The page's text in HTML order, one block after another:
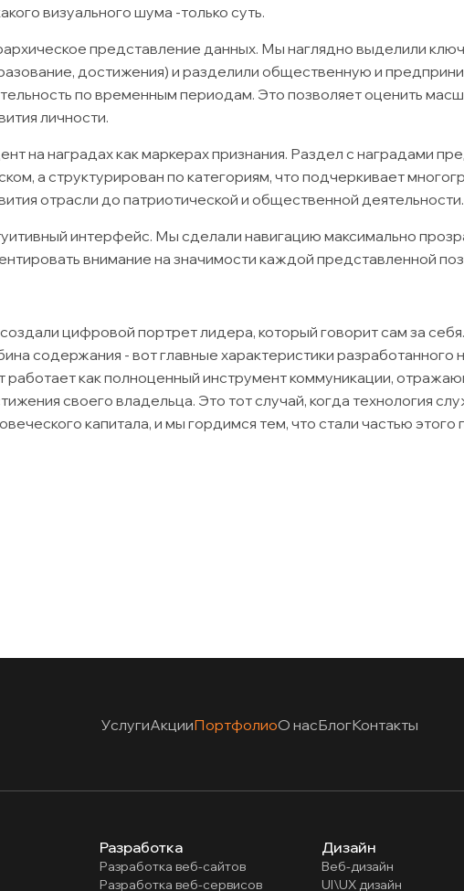
визуального шума -только суть.
представление данных. Мы наглядно выделили
достижения) и разделили общественную и
по временным периодам. Это позволяет оценить
личности.
на наградах как маркерах признания. Раздел с наградами
а структурирован по категориям, что подчеркивает
отрасли до патриотической и общественной деятельности.
интерфейс. Мы сделали навигацию максимально
внимание на значимости каждой представленной
цифровой портрет лидера, который говорит сам за себя.
содержания - вот главные характеристики разработанного
работает как полноценный инструмент коммуникации,
своего владельца. Это тот случай, когда технология
капитала, и мы гордимся тем, что стали частью этого
УслугиАкцииПортфолиоО насБлогКонтакты
Разработка
Разработка веб-сайтов
Разработка веб-сервисов
Дизайн
Веб-дизайн
UI\UX дизайн